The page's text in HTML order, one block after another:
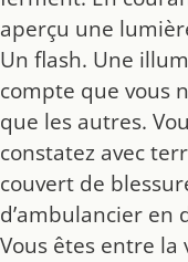
aperçu une
Un flash. Une
compte que vous
que les autres.
constatez avec
couvert de
d’ambulancier en
Vous êtes entre la